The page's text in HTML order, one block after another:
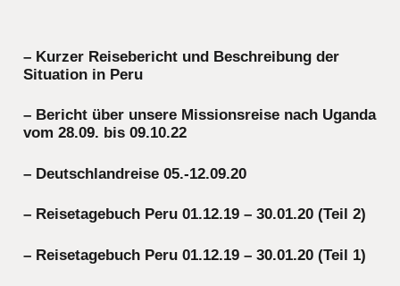
– Kurzer Reisebericht und Beschreibung der
Situation in Peru
– Bericht über unsere Missionsreise nach Uganda
vom 28.09. bis 09.10.22
– Deutschlandreise 05.-12.09.20
– Reisetagebuch Peru 01.12.19 – 30.01.20 (Teil 2)
– Reisetagebuch Peru 01.12.19 – 30.01.20 (Teil 1)